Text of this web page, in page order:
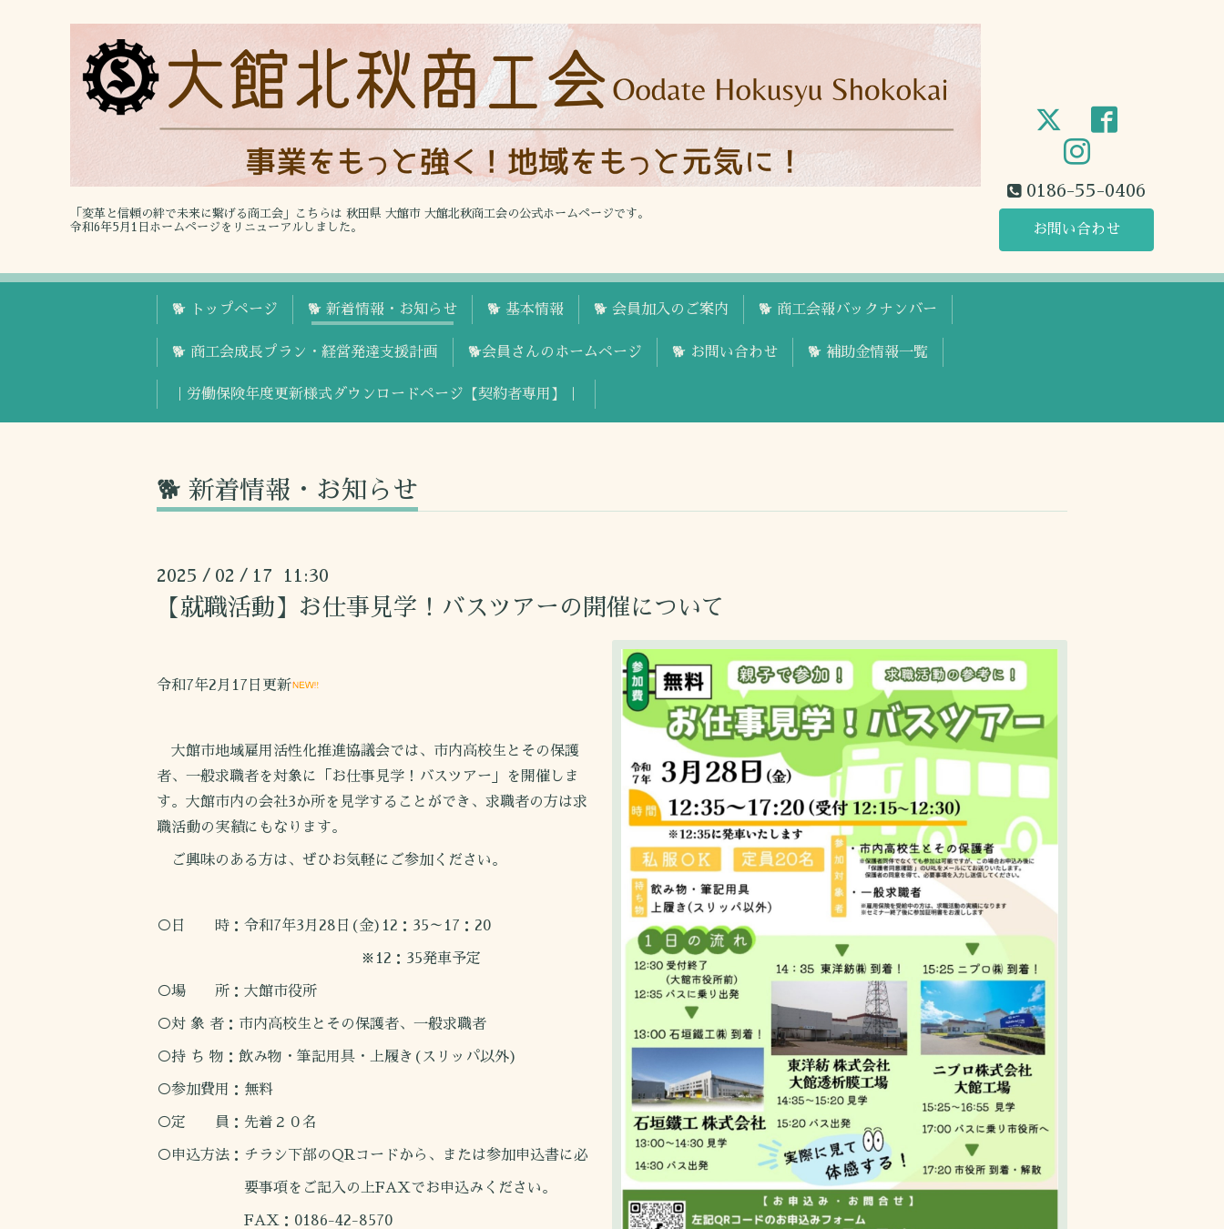
「変革と信頼の絆で未来に繋げる商工会」こちらは 秋田県 大館市 大館北秋商工会の公式ホームページです。
令和6年5月1日ホームページをリニューアルしました。
0186-55-0406
お問い合わせ
🐕 トップページ 🐕 新着情報・お知らせ 🐕 基本情報 🐕 会員加入のご案内 🐕 商工会報バックナンバー
🐕 商工会成長プラン・経営発達支援計画 🐕会員さんのホームページ 🐕 お問い合わせ 🐕 補助金情報一覧
｜労働保険年度更新様式ダウンロードページ【契約者専用】｜
🐕 新着情報・お知らせ
2025 / 02 / 17 11:30
【就職活動】お仕事見学！バスツアーの開催について
令和7年2月17日更新
大館市地域雇用活性化推進協議会では、市内高校生とその保護
者、一般求職者を対象に「お仕事見学！バスツアー」を開催しま
す。大館市内の会社3か所を見学することができ、求職者の方は求
職活動の実績にもなります。
ご興味のある方は、ぜひお気軽にご参加ください。
○日 時：令和7年3月28日(金)12：35～17：20
※12：35発車予定
○場 所：大館市役所
○対 象 者：市内高校生とその保護者、一般求職者
○持 ち 物：飲み物・筆記用具・上履き(スリッパ以外)
○参加費用：無料
○定 員：先着２０名
○申込方法：チラシ下部のQRコードから、または参加申込書に必
要事項をご記入の上FAXでお申込みください。
FAX：0186-42-8570